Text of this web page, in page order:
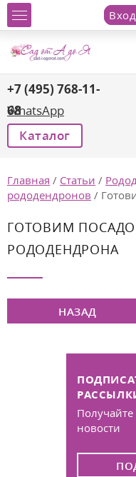
+7 (495) 768-11-
68
WhatsApp
Каталог
Главная / Статьи /
рододендронов /
ГОТОВИМ
РОДОДЕНДРОНА
НАЗАД
новости